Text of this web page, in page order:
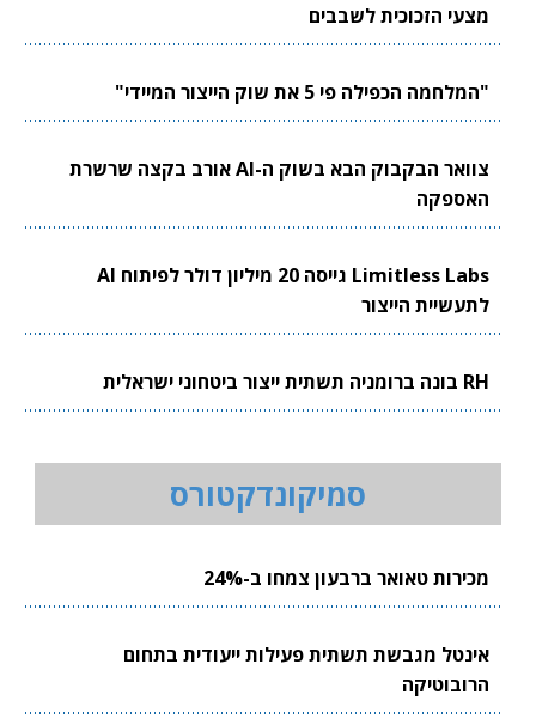
מצעי הזכוכית לשבבים
"המלחמה הכפילה פי 5 את שוק הייצור המיידי"
צוואר הבקבוק הבא בשוק ה-AI אורב בקצה שרשרת
האספקה
Limitless Labs גייסה 20 מיליון דולר לפיתוח AI
לתעשיית הייצור
RH בונה ברומניה תשתית ייצור ביטחוני ישראלית
סמיקונדקטורס
מכירות טאואר ברבעון צמחו ב-24%
אינטל מגבשת תשתית פעילות ייעודית בתחום
הרובוטיקה